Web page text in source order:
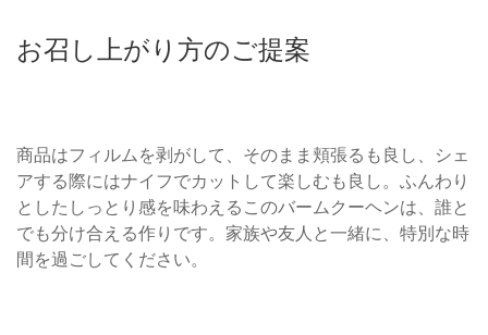
お召し上がり方のご提案
商品はフィルムを剥がして、そのまま頬張るも良し、シェ
アする際にはナイフでカットして楽しむも良し。ふんわり
としたしっとり感を味わえるこのバームクーヘンは、誰と
でも分け合える作りです。家族や友人と一緒に、特別な時
間を過ごしてください。